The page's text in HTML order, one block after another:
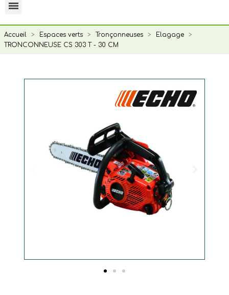
Accueil Espaces verts Tronçonneuses
Elagage
TRONCONNEUSE CS 303 T - 30 CM